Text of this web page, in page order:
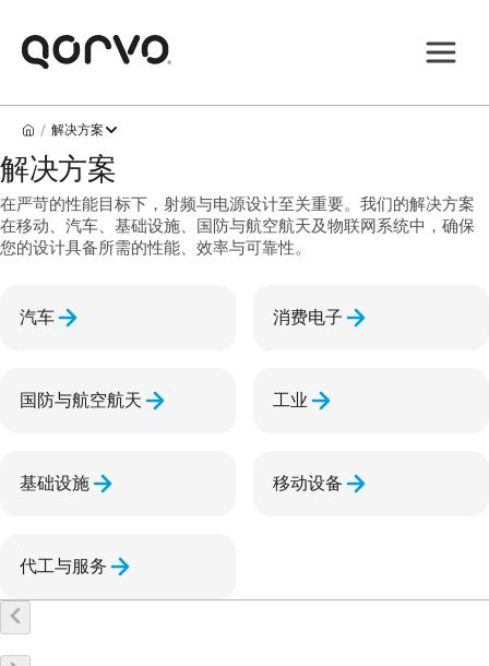
/ 解决方案
解决方案
在严苛的性能目标下，射频与电源设计至关重要。我们的解决方案
在移动、汽车、基础设施、国防与航空航天及物联网系统中，确保
您的设计具备所需的性能、效率与可靠性。
汽车 消费电子
国防与航空航天 工业
基础设施 移动设备
代工与服务